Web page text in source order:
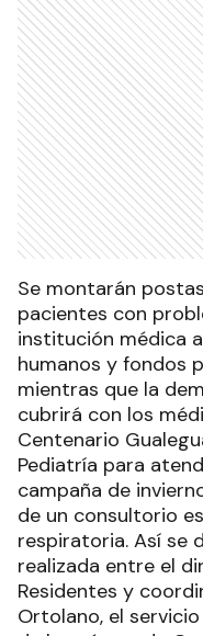
Se montarán
pacientes con
institución médica
humanos y fondos
mientras que la
cubrirá con los
Centenario
Pediatría para
campaña de
de un consultorio
respiratoria. Así se
realizada entre el
Residentes y
Ortolano, el